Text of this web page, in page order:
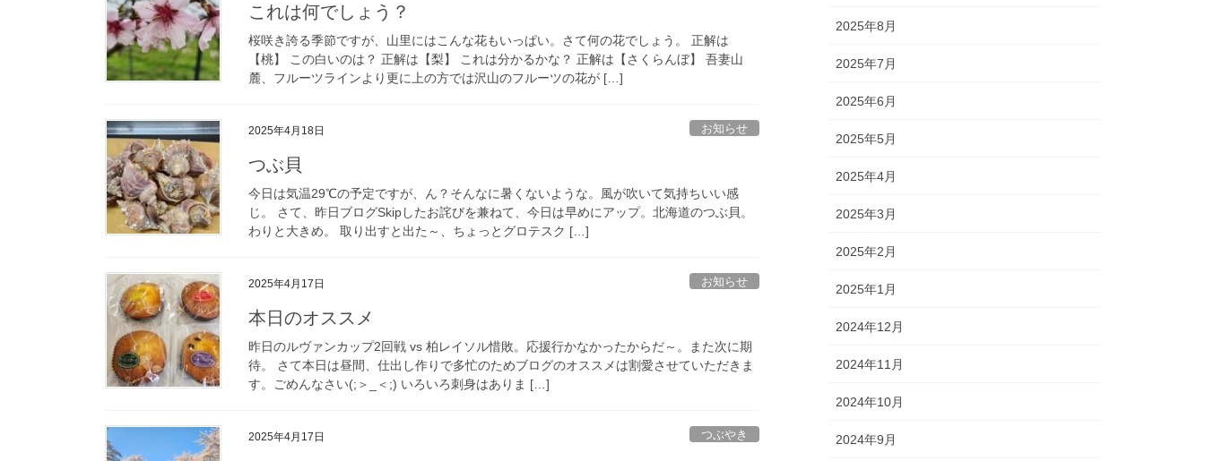
これは何でしょう？
桜咲き誇る季節ですが、山里にはこんな花もいっぱい。さて何の花でしょう。 正解は
【桃】 この白いのは？ 正解は【梨】 これは分かるかな？ 正解は【さくらんぼ】 吾妻山
麓、フルーツラインより更に上の方では沢山のフルーツの花が […]
2025年4月18日 お知らせ
つぶ貝
今日は気温29℃の予定ですが、ん？そんなに暑くないような。風が吹いて気持ちいい感
じ。 さて、昨日ブログSkipしたお詫びを兼ねて、今日は早めにアップ。北海道のつぶ貝。
わりと大きめ。 取り出すと出た～、ちょっとグロテスク […]
2025年4月17日 お知らせ
本日のオススメ
昨日のルヴァンカップ2回戦 vs 柏レイソル惜敗。応援行かなかったからだ～。また次に期
待。 さて本日は昼間、仕出し作りで多忙のためブログのオススメは割愛させていただきま
す。ごめんなさい(;＞_＜;) いろいろ刺身はありま […]
2025年4月17日 つぶやき
2025年8月
2025年7月
2025年6月
2025年5月
2025年4月
2025年3月
2025年2月
2025年1月
2024年12月
2024年11月
2024年10月
2024年9月